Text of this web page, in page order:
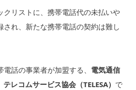
クリストに、携帯電話代の未払いや
され、新たな携帯電話の契約は難し
話の事業者が加盟する、 電気通信
レコムサービス協会（TELESA） で